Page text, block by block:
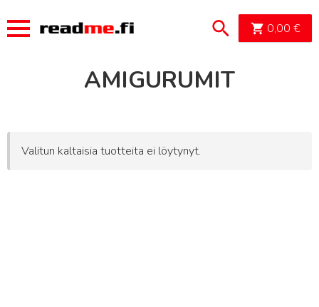
0,00 €
AMIGURUMIT
Valitun kaltaisia tuotteita ei löytynyt.